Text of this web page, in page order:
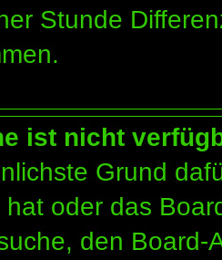
Stunde
ist nicht
Grund
hat oder das
den